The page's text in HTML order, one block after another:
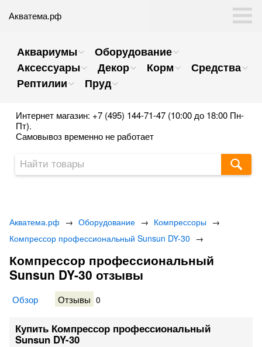
Акватема.рф
Аквариумы
Оборудование
Аксессуары
Декор Корм
Средства
Рептилии
Пруд
Интернет магазин: +7 (495) 144-71-47 (10:00 до 18:00 Пн-
Пт).
Самовывоз временно не работает
Акватема.рф → Оборудование → Компрессоры →
Компрессор профессиональный Sunsun DY-30 →
Компрессор профессиональный
Sunsun DY-30 отзывы
Обзор Отзывы 0
Купить Компрессор профессиональный
Sunsun DY-30